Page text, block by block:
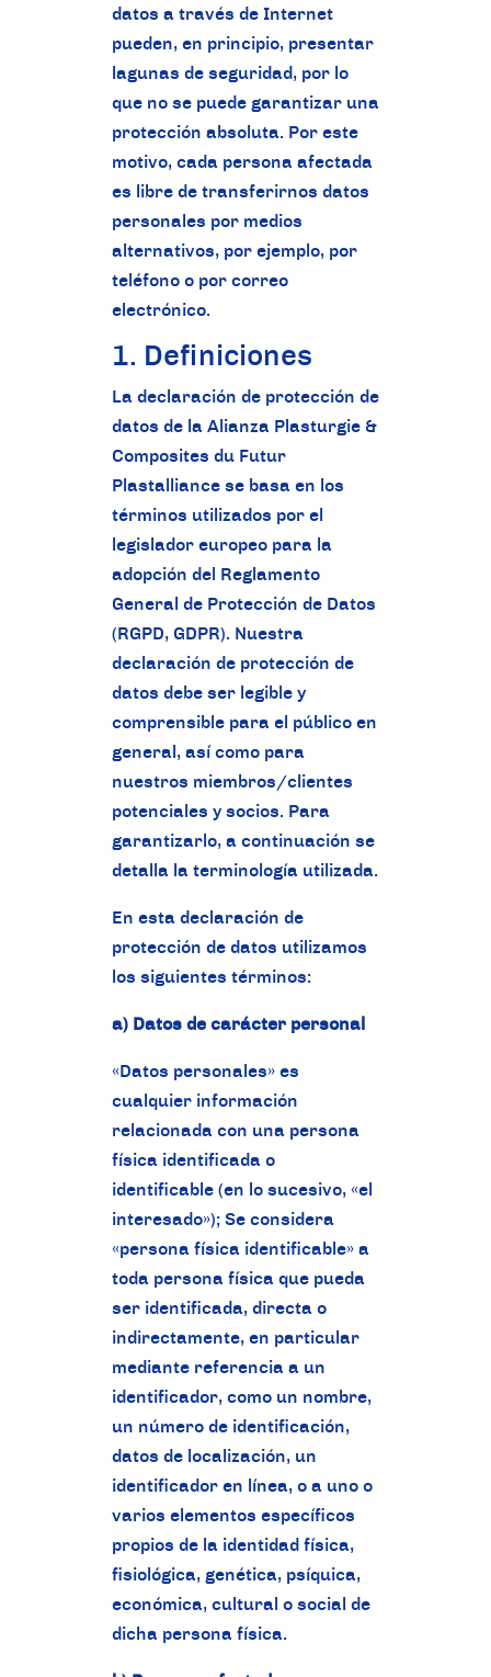
datos a través de Internet
pueden, en principio, presentar
lagunas de seguridad, por lo
que no se puede garantizar una
protección absoluta. Por este
motivo, cada persona afectada
es libre de transferirnos datos
personales por medios
alternativos, por ejemplo, por
teléfono o por correo
electrónico.
1. Definiciones
La declaración de protección de
datos de la Alianza Plasturgie &
Composites du Futur
Plastalliance se basa en los
términos utilizados por el
legislador europeo para la
adopción del Reglamento
General de Protección de Datos
(RGPD, GDPR). Nuestra
declaración de protección de
datos debe ser legible y
comprensible para el público en
general, así como para
nuestros miembros/clientes
potenciales y socios. Para
garantizarlo, a continuación se
detalla la terminología utilizada.
En esta declaración de
protección de datos utilizamos
los siguientes términos:
a) Datos de carácter personal
«Datos personales» es
cualquier información
relacionada con una persona
física identificada o
identificable (en lo sucesivo, «el
interesado»); Se considera
«persona física identificable» a
toda persona física que pueda
ser identificada, directa o
indirectamente, en particular
mediante referencia a un
identificador, como un nombre,
un número de identificación,
datos de localización, un
identificador en línea, o a uno o
varios elementos específicos
propios de la identidad física,
fisiológica, genética, psíquica,
económica, cultural o social de
dicha persona física.